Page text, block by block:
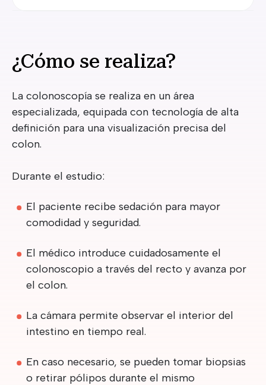
¿Cómo se realiza?
La colonoscopía se realiza en un área
especializada, equipada con tecnología de alta
definición para una visualización precisa del
colon.
Durante el estudio:
El paciente recibe sedación para mayor
comodidad y seguridad.
El médico introduce cuidadosamente el
colonoscopio a través del recto y avanza por
el colon.
La cámara permite observar el interior del
intestino en tiempo real.
En caso necesario, se pueden tomar biopsias
o retirar pólipos durante el mismo